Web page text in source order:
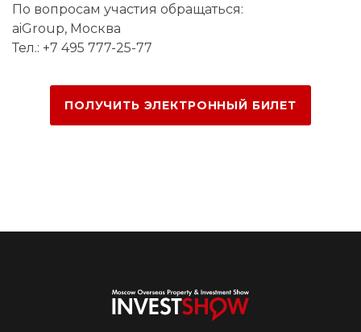
По вопросам участия обращаться:
aiGroup, Москва
Тел.: +7 495 777-25-77
ПОЛУЧИТЬ ЭЛЕКТРОННЫЙ БИЛЕТ